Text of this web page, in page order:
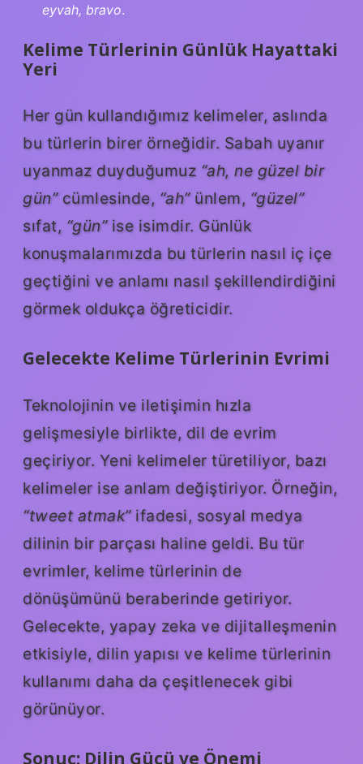
eyvah, bravo.
Kelime Türlerinin Günlük Hayattaki
Yeri
Her gün kullandığımız kelimeler, aslında
bu türlerin birer örneğidir. Sabah uyanır
uyanmaz duyduğumuz “ah, ne güzel bir
gün”cümlesinde, “ah”ünlem, “güzel”
sıfat, “gün”ise isimdir. Günlük
konuşmalarımızda bu türlerin nasıl iç içe
geçtiğini ve anlamı nasıl şekillendirdiğini
görmek oldukça öğreticidir.
Gelecekte Kelime Türlerinin Evrimi
Teknolojinin ve iletişimin hızla
gelişmesiyle birlikte, dil de evrim
geçiriyor. Yeni kelimeler türetiliyor, bazı
kelimeler ise anlam değiştiriyor. Örneğin,
“tweet atmak”ifadesi, sosyal medya
dilinin bir parçası haline geldi. Bu tür
evrimler, kelime türlerinin de
dönüşümünü beraberinde getiriyor.
Gelecekte, yapay zeka ve dijitalleşmenin
etkisiyle, dilin yapısı ve kelime türlerinin
kullanımı daha da çeşitlenecek gibi
görünüyor.
Sonuç: Dilin Gücü ve Önemi